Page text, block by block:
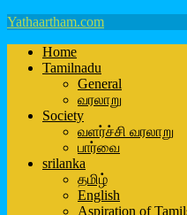
Yathaartham.com
Home
Tamilnadu
General
வரலாறு
Society
வளர்ச்சி வரலாறு
பார்வை
srilanka
தமிழ்
English
Aspiration of